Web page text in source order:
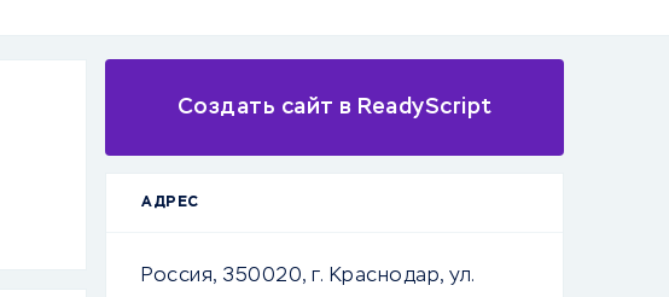
Создать сайт в ReadyScript
АДРЕС
Россия, 350020, г. Краснодар, ул.